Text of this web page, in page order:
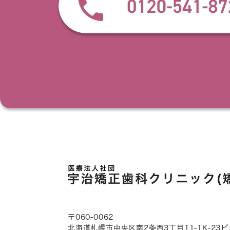
〒060-0062
北海道札幌市中央区南2条西3丁目 11-1K-23ビ